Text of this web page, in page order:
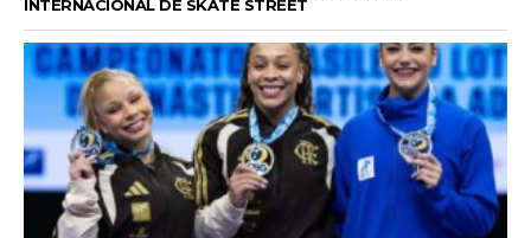
INTERNACIONAL DE SKATE STREET